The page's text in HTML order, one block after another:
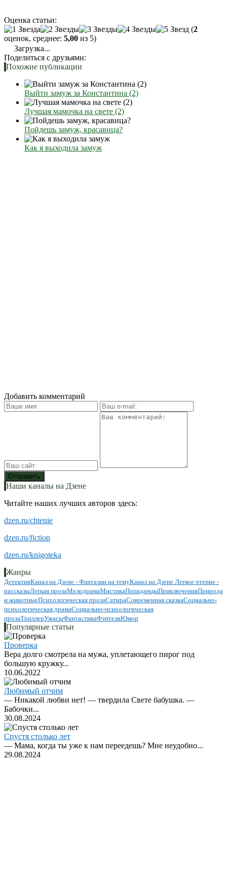
Оценка статьи:
(2
оценок, среднее: 5,00 из 5)
Загрузка...
Поделиться с друзьями:
Похожие публикации
Выйти замуж за Константина (2)
Лучшая мамочка на свете (2)
Пойдешь замуж, красавица?
Как я выходила замуж
Добавить комментарий
Наши каналы на Дзене
Читайте наших лучших авторов здесь:
dzen.ru/chtenie
dzen.ru/fiction
dzen.ru/knigoteka
Жанры
ДетективКанал на Дзене - Фантазии на темуКанал на Дзене Легкое чтение -
рассказыЛегкая прозаМелодрамаМистикаПопаданцыПриключенияПрирода
и животныеПсихологическая прозаСатираСовременная сказкаСоциально-
психологическая драмаСоциально-психологическая
прозаТриллерУжасыФантастикаФэнтезиЮмор
Популярные статьи
Проверка
Вера долго смотрела на мужа, уплетающего пирог под
большую кружку...
10.06.2022
Любимый отчим
— Никакой любви нет! — твердила Свете бабушка. —
Бабочки...
30.08.2024
Спустя столько лет
— Мама, когда ты уже к нам переедешь? Мне неудобно...
29.08.2024